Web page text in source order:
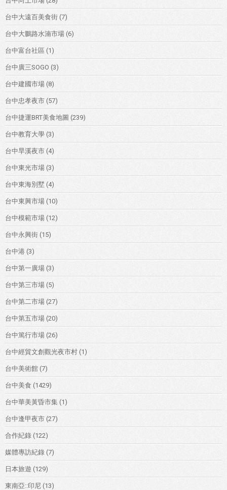
台中大遠百美食街 (7)
台中大鵬路水湳市場 (6)
台中富台社區 (1)
台中廣三SOGO (3)
台中建國市場 (8)
台中忠孝夜市 (57)
台中捷運BRT美食地圖 (239)
台中教育大學 (3)
台中旱溪夜市 (4)
台中東光市場 (3)
台中東海別墅 (4)
台中東興市場 (10)
台中模範市場 (12)
台中永興街 (15)
台中港 (3)
台中第一廣場 (3)
台中第三市場 (5)
台中第二市場 (27)
台中第五市場 (20)
台中篤行市場 (26)
台中經貿文創觀光夜市村 (1)
台中美術館 (7)
台中美食 (1429)
台中華美黃昏市集 (1)
台中逢甲夜市 (27)
合作紀錄 (122)
媒體專訪紀錄 (7)
日本旅遊 (129)
東南亞::印尼 (13)